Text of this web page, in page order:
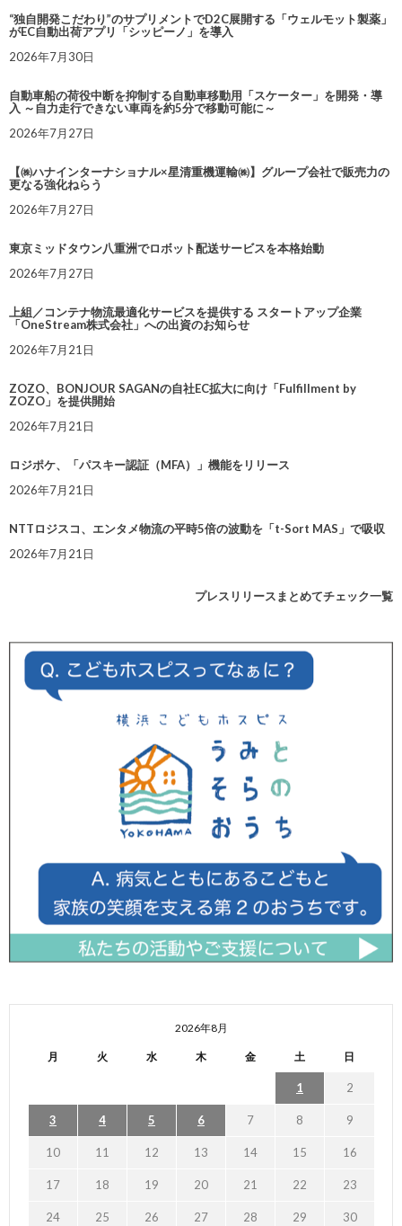
“独自開発こだわり”のサプリメントでD2C展開する「ウェルモット製薬」
がEC自動出荷アプリ「シッピーノ」を導入
2026年7月30日
自動車船の荷役中断を抑制する自動車移動用「スケーター」を開発・導
入 ～自力走行できない車両を約5分で移動可能に～
2026年7月27日
【㈱ハナインターナショナル×星清重機運輸㈱】グループ会社で販売力の
更なる強化ねらう
2026年7月27日
東京ミッドタウン八重洲でロボット配送サービスを本格始動
2026年7月27日
上組／コンテナ物流最適化サービスを提供する スタートアップ企業
「OneStream株式会社」への出資のお知らせ
2026年7月21日
ZOZO、BONJOUR SAGANの自社EC拡大に向け「Fulfillment by
ZOZO」を提供開始
2026年7月21日
ロジポケ、「パスキー認証（MFA）」機能をリリース
2026年7月21日
NTTロジスコ、エンタメ物流の平時5倍の波動を「t-Sort MAS」で吸収
2026年7月21日
プレスリリースまとめてチェック一覧
2026年8月
月 火 水 木 金 土 日
1 2
3 4 5 6 7 8 9
10 11 12 13 14 15 16
17 18 19 20 21 22 23
24 25 26 27 28 29 30